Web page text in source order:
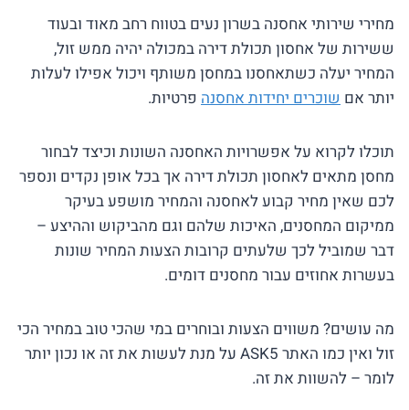
מחירי שירותי אחסנה בשרון נעים בטווח רחב מאוד ובעוד
ששירות של אחסון תכולת דירה במכולה יהיה ממש זול,
המחיר יעלה כשתאחסנו במחסן משותף ויכול אפילו לעלות
יותר אם שוכרים יחידות אחסנה פרטיות.
תוכלו לקרוא על אפשרויות האחסנה השונות וכיצד לבחור
מחסן מתאים לאחסון תכולת דירה אך בכל אופן נקדים ונספר
לכם שאין מחיר קבוע לאחסנה והמחיר מושפע בעיקר
ממיקום המחסנים, האיכות שלהם וגם מהביקוש וההיצע –
דבר שמוביל לכך שלעתים קרובות הצעות המחיר שונות
בעשרות אחוזים עבור מחסנים דומים.
מה עושים? משווים הצעות ובוחרים במי שהכי טוב במחיר הכי
זול ואין כמו האתר ASK5 על מנת לעשות את זה או נכון יותר
לומר – להשוות את זה.